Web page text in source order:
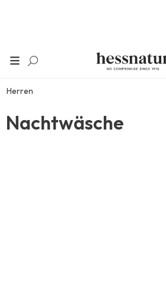
Herren
Nachtwäsche